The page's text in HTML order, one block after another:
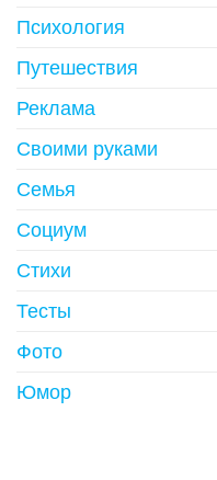
Психология
Путешествия
Реклама
Своими руками
Семья
Социум
Стихи
Тесты
Фото
Юмор